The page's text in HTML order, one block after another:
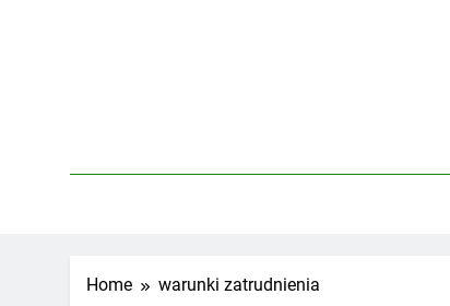
Home warunki zatrudnienia